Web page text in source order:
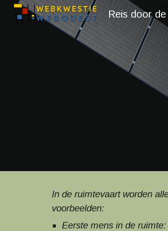
Reis door
In de ruimtevaart worden
voorbeelden:
Eerste mens in de